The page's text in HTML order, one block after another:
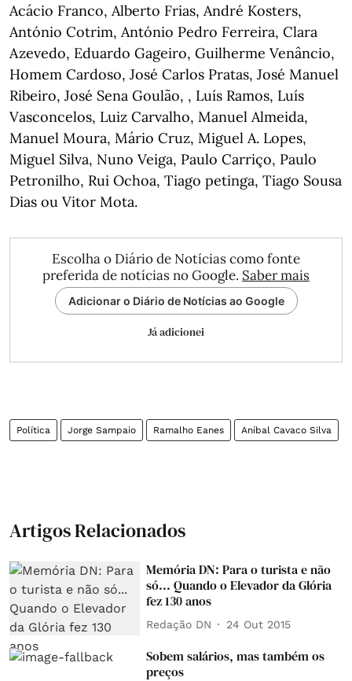
Acácio Franco, Alberto Frias, André Kosters,
António Cotrim, António Pedro Ferreira, Clara
Azevedo, Eduardo Gageiro, Guilherme Venâncio,
Homem Cardoso, José Carlos Pratas, José Manuel
Ribeiro, José Sena Goulão, , Luís Ramos, Luís
Vasconcelos, Luiz Carvalho, Manuel Almeida,
Manuel Moura, Mário Cruz, Miguel A. Lopes,
Miguel Silva, Nuno Veiga, Paulo Carriço, Paulo
Petronilho, Rui Ochoa, Tiago petinga, Tiago Sousa
Dias ou Vitor Mota.
Escolha o Diário de Notícias como fonte
preferida de notícias no Google. Saber mais
Adicionar o Diário de Notícias ao Google
Já adicionei
Política Jorge Sampaio Ramalho Eanes Aníbal Cavaco Silva
Artigos Relacionados
Memória DN: Para o turista e não
só... Quando o Elevador da Glória
fez 130 anos
Redação DN 24 Out 2015
Sobem salários, mas também os
preços